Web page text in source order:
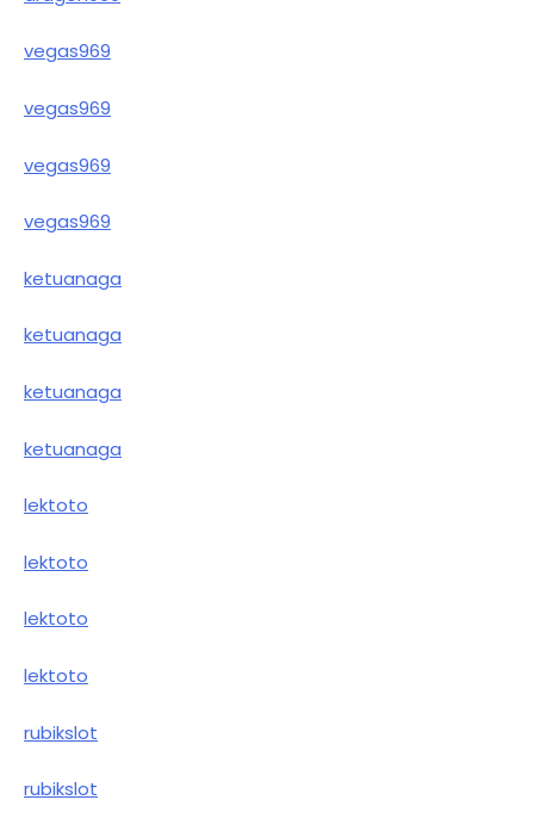
vegas969
vegas969
vegas969
vegas969
ketuanaga
ketuanaga
ketuanaga
ketuanaga
lektoto
lektoto
lektoto
lektoto
rubikslot
rubikslot